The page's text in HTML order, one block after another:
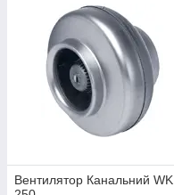
Вентилятор Канальний WK